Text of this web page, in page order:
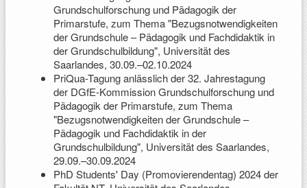
Grundschulforschung und Pädagogik der
Primarstufe, zum Thema "Bezugsnotwendigkeiten
der Grundschule – Pädagogik und Fachdidaktik in
der Grundschulbildung", Universität des
Saarlandes, 30.09.–02.10.2024
PriQua-Tagung anlässlich der 32. Jahrestagung
der DGfE-Kommission Grundschulforschung und
Pädagogik der Primarstufe, zum Thema
"Bezugsnotwendigkeiten der Grundschule –
Pädagogik und Fachdidaktik in der
Grundschulbildung", Universität des Saarlandes,
29.09.–30.09.2024
PhD Students' Day (Promovierendentag) 2024 der